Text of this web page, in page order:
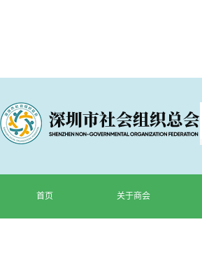
首页 关于商会